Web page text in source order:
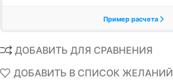
ДОБАВИТЬ ДЛЯ СРАВНЕНИЯ
ДОБАВИТЬ В СПИСОК ЖЕЛАНИЙ